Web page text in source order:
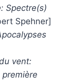
Spectre(s)
Spehner]
vent: